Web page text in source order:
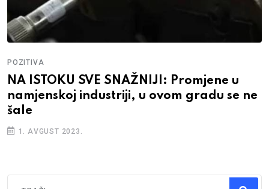
POZITIVA
NA ISTOKU SVE SNAŽNIJI: Promjene u
namjenskoj industriji, u ovom gradu se ne
šale
1. AVGUST 2023.